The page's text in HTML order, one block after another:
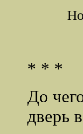
* * *
До
дверь